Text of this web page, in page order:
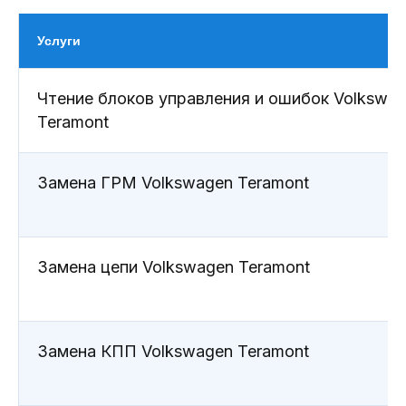
Услуги
Чтение блоков управления и ошибок
Teramont
Замена ГРМ Volkswagen Teramont
Замена цепи Volkswagen Teramont
Замена КПП Volkswagen Teramont
Volkswagen Teramont отличается
профессионального подхода. ТО
автомобиля, снизить затраты на
Периодичность ТО Volkswagen
Teramont зависит от пробега и
условий эксплуатации. В среднем,